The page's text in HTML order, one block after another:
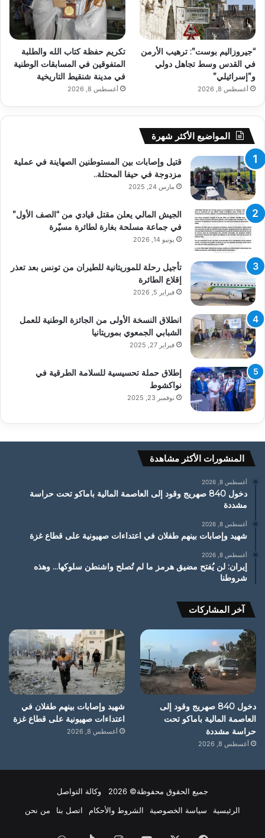
“جيروزاليم بوست”: ترهيب الأرمن
في القدس وسط تجاهل دولي
و”إسرائيلي”
أغسطس 8, 2026
تكريم حفظة كتاب الله والطلبة
المتفوقين في المسابقات الوطنية
في مدينة شنقيط التاريخية
أغسطس 8, 2026
المواضيع الأكثر شهرة
قتيل وإصابات بين المستوطنين الصهاينة في عملية
مزدوجة في حيفا المحتلة..
مارس 24, 2025
الجيش المالي يعلن مقتل قيادي من “الصف الأول”
في جماعة مسلحة بغارة لطائرة مسيّرة
يونيو 14, 2026
تأجيل رحلة للموريتانية للطيران من تونس بعد تعذر
إقلاع الطائرة
فبراير 5, 2026
انطلاق النسخة الأولى من الجائزة الوطنية للعمل
الشبابي الجمعوي بموريتانيا
فبراير 27, 2025
إطلاق حملة تحسيسية للسلامة الطرقية في
نواكشوط
نوفمبر 23, 2025
المنشورات الأكثر مشاهدة
أغسطس 8, 2026
دخول 840 صهريج وقود إلى العاصمة المالية باماكو تحت حراسة
مشددة
أغسطس 8, 2026
شهيد وإصابات بينهم طفلان في اعتداءات صهيونية على قطاع غزة
أغسطس 8, 2026
إيران: لن يُفتح مضيق هرمز ما لم تُصلح واشنطن سلوكها… وهذه
شروطنا
آخر المشاركات
دخول 840 صهريج وقود إلى
العاصمة المالية باماكو تحت
حراسة مشددة
أغسطس 8, 2026
شهيد وإصابات بينهم طفلان في
اعتداءات صهيونية على قطاع غزة
أغسطس 8, 2026
جميع الحقوق محفوظة© 2026 وكالة التواصل
الرئيسية
سياسة الخصوصية الشروط والأحكام اتصل بنا من نحن